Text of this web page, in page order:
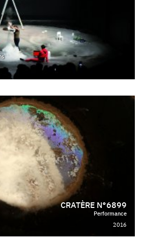
CRATÈRE N°6899
Performance
2016